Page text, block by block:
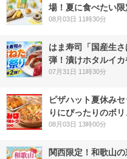
場！夏に食べたい
08月03日 11時30分
はま寿司「国産生
弾！漬けホタルイ
07月31日 11時30分
ピザハット夏休み
りにぴったりのボ
08月03日 13時00分
関西限定！和歌山